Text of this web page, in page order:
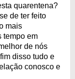
quarentena?
de ter feito
mais
tempo em
de nós
disso tudo e
conosco e